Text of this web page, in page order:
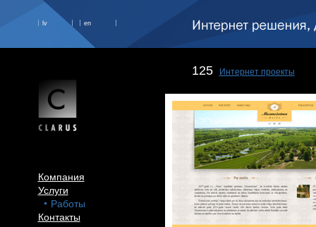
lv en
Компания
Услуги
Работы
Контакты
125 Интернет проекты